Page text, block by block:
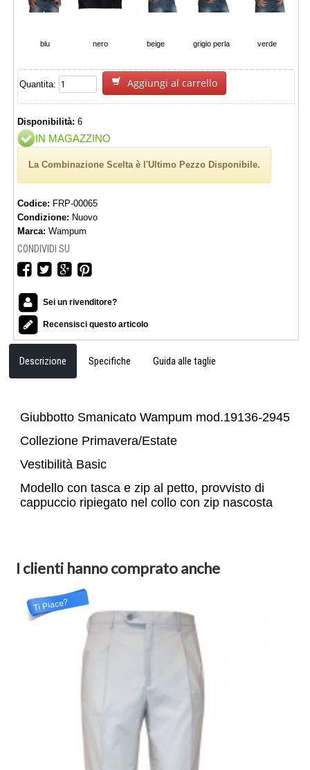
blu nero beige grigio perla verde
Quantita: Aggiungi al carrello
Disponibilità: 6
IN MAGAZZINO
La Combinazione Scelta è l'Ultimo Pezzo Disponibile.
Codice: FRP-00065
Condizione: Nuovo
Marca: Wampum
CONDIVIDI SU
Sei un rivenditore?
Recensisci questo articolo
Descrizione Specifiche Guida alle taglie
Giubbotto Smanicato Wampum mod.19136-2945
Collezione Primavera/Estate
Vestibilità Basic
Modello con tasca e zip al petto, provvisto di
cappuccio ripiegato nel collo con zip nascosta
I clienti hanno comprato anche
Ti Piace?